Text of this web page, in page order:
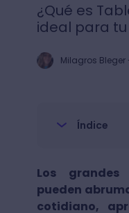
¿Qué es
ideal para
Milagros Bleger
Índice
Los
pueden
cotidiano,